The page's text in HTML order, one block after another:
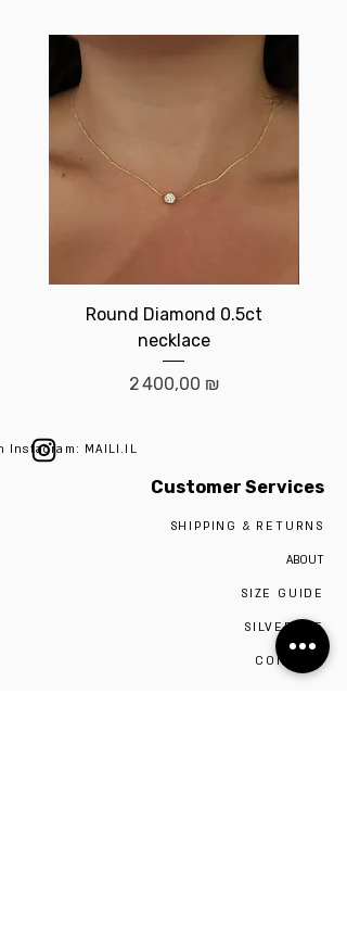
Round Diamond 0.5ct
necklace
Prix
2 400,00 ₪
Customer Services
SHIPPING & RETURNS
ABOUT
SIZE GUIDE
SILVER 925
CONTACT
Instagram: MAILI.IL